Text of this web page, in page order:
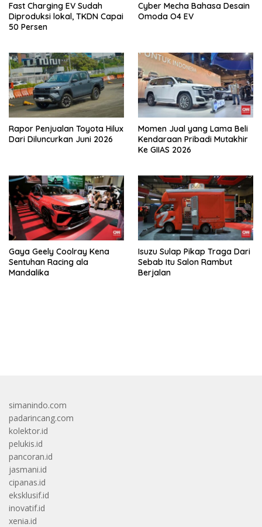
Fast Charging EV Sudah
Diproduksi lokal, TKDN Capai
50 Persen
Cyber Mecha Bahasa Desain
Omoda O4 EV
Rapor Penjualan Toyota Hilux
Dari Diluncurkan Juni 2026
Momen Jual yang Lama Beli
Kendaraan Pribadi Mutakhir
Ke GIIAS 2026
Gaya Geely Coolray Kena
Sentuhan Racing ala
Mandalika
Isuzu Sulap Pikap Traga Dari
Sebab Itu Salon Rambut
Berjalan
simanindo.com
padarincang.com
kolektor.id
pelukis.id
pancoran.id
jasmani.id
cipanas.id
eksklusif.id
inovatif.id
xenia.id